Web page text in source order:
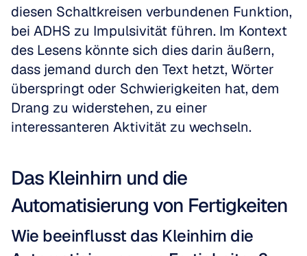
diesen Schaltkreisen verbundenen Funktion,
bei ADHS zu Impulsivität führen. Im Kontext
des Lesens könnte sich dies darin äußern,
dass jemand durch den Text hetzt, Wörter
überspringt oder Schwierigkeiten hat, dem
Drang zu widerstehen, zu einer
interessanteren Aktivität zu wechseln.
Das Kleinhirn und die
Automatisierung von Fertigkeiten
Wie beeinflusst das Kleinhirn die